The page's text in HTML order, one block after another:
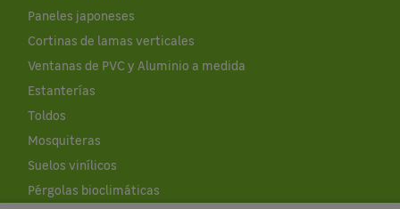
Paneles japoneses
Cortinas de lamas verticales
Ventanas de PVC y Aluminio a medida
Estanterías
Toldos
Mosquiteras
Suelos vinílicos
Pérgolas bioclimáticas